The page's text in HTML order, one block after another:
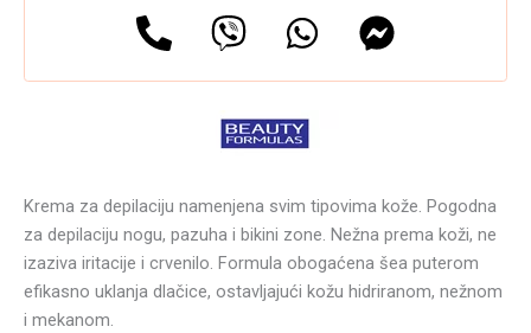
Krema za depilaciju namenjena svim tipovima kože. Pogodna
za depilaciju nogu, pazuha i bikini zone. Nežna prema koži, ne
izaziva iritacije i crvenilo. Formula obogaćena šea puterom
efikasno uklanja dlačice, ostavljajući kožu hidriranom, nežnom
i mekanom.